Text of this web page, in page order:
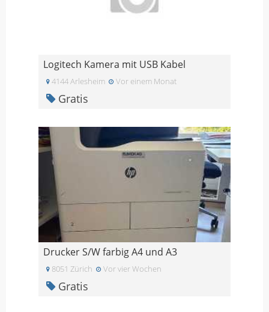
Logitech Kamera mit USB Kabel
4144 Arlesheim Vor einem Monat
Gratis
Drucker S/W farbig A4 und A3
8051 Zürich Vor vier Wochen
Gratis